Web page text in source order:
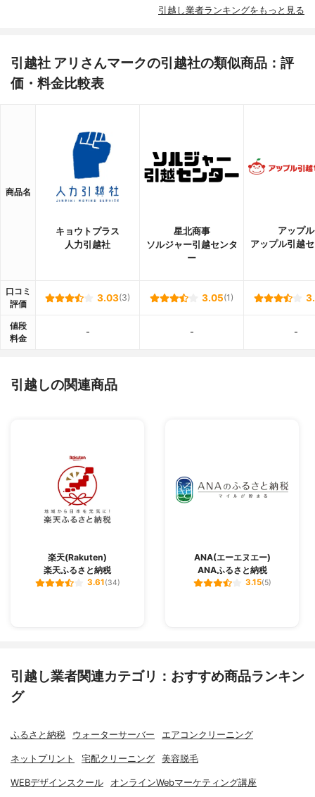
引越し業者ランキングをもっと見る
引越社 アリさんマークの引越社の類似商品：評
価・料金比較表
商品名
キョウトプラス
人力引越社
星北商事
ソルジャー引越センタ
ー
アップル
アップル引越
口コミ
評価
3.03(3) 3.05(1)
値段
料金
- - -
引越しの関連商品
楽天(Rakuten)
楽天ふるさと納税
3.61(34)
ANA(エーエヌエー)
ANAふるさと納税
3.15(5)
引越し業者関連カテゴリ：おすすめ商品ランキン
グ
ふるさと納税 ウォーターサーバー エアコンクリーニング
ネットプリント 宅配クリーニング 美容脱毛
WEBデザインスクール オンラインWebマーケティング講座